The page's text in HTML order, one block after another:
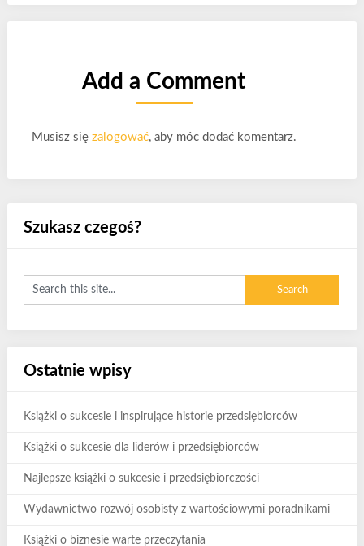
Add a Comment
Musisz się zalogować, aby móc dodać komentarz.
Szukasz czegoś?
Ostatnie wpisy
Książki o sukcesie i inspirujące historie przedsiębiorców
Książki o sukcesie dla liderów i przedsiębiorców
Najlepsze książki o sukcesie i przedsiębiorczości
Wydawnictwo rozwój osobisty z wartościowymi poradnikami
Książki o biznesie warte przeczytania